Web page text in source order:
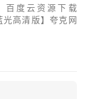
百度云资源下载
光高清版】夸克网